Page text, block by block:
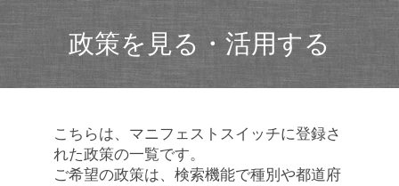
政策を見る・活用する
こちらは、マニフェストスイッチに登録さ
れた政策の一覧です。
ご希望の政策は、検索機能で種別や都道府